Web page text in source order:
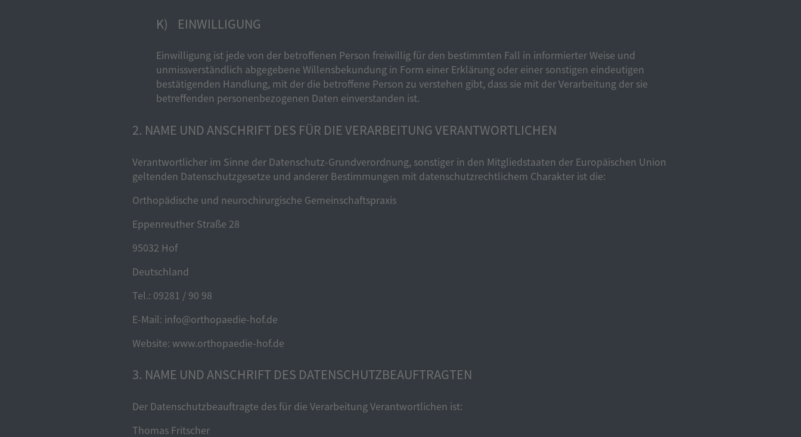
K) EINWILLIGUNG
Einwilligung ist jede von der betroffenen Person freiwillig für den bestimmten Fall in informierter Weise und
unmissverständlich abgegebene Willensbekundung in Form einer Erklärung oder einer sonstigen eindeutigen
bestätigenden Handlung, mit der die betroffene Person zu verstehen gibt, dass sie mit der Verarbeitung der sie
betreffenden personenbezogenen Daten einverstanden ist.
2. NAME UND ANSCHRIFT DES FÜR DIE VERARBEITUNG VERANTWORTLICHEN
Verantwortlicher im Sinne der Datenschutz-Grundverordnung, sonstiger in den Mitgliedstaaten der Europäischen Union
geltenden Datenschutzgesetze und anderer Bestimmungen mit datenschutzrechtlichem Charakter ist die:
Orthopädische und neurochirurgische Gemeinschaftspraxis
Eppenreuther Straße 28
95032 Hof
Deutschland
Tel.: 09281 / 90 98
E-Mail: info@orthopaedie-hof.de
Website: www.orthopaedie-hof.de
3. NAME UND ANSCHRIFT DES DATENSCHUTZBEAUFTRAGTEN
Der Datenschutzbeauftragte des für die Verarbeitung Verantwortlichen ist:
Thomas Fritscher